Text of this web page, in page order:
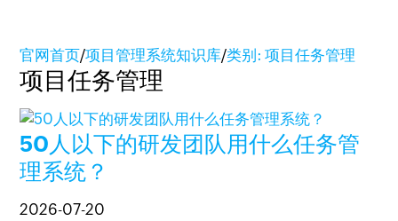
官网首页/项目管理系统知识库/类别: 项目任务管理
项目任务管理
50人以下的研发团队用什么任务管
理系统？
2026-07-20